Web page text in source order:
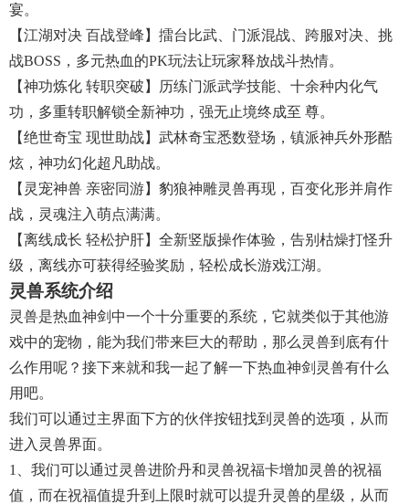
宴。
【江湖对决 百战登峰】擂台比武、门派混战、跨服对决、挑
战BOSS，多元热血的PK玩法让玩家释放战斗热情。
【神功炼化 转职突破】历练门派武学技能、十余种内化气
功，多重转职解锁全新神功，强无止境终成至 尊。
【绝世奇宝 现世助战】武林奇宝悉数登场，镇派神兵外形酷
炫，神功幻化超凡助战。
【灵宠神兽 亲密同游】豹狼神雕灵兽再现，百变化形并肩作
战，灵魂注入萌点满满。
【离线成长 轻松护肝】全新竖版操作体验，告别枯燥打怪升
级，离线亦可获得经验奖励，轻松成长游戏江湖。
灵兽系统介绍
灵兽是热血神剑中一个十分重要的系统，它就类似于其他游
戏中的宠物，能为我们带来巨大的帮助，那么灵兽到底有什
么作用呢？接下来就和我一起了解一下热血神剑灵兽有什么
用吧。
我们可以通过主界面下方的伙伴按钮找到灵兽的选项，从而
进入灵兽界面。
1、我们可以通过灵兽进阶丹和灵兽祝福卡增加灵兽的祝福
值，而在祝福值提升到上限时就可以提升灵兽的星级，从而